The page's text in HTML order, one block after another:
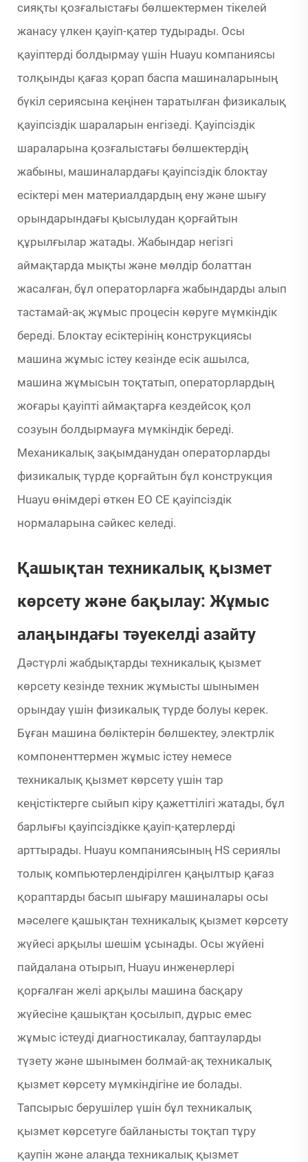
сияқты қозғалыстағы бөлшектермен тікелей
жанасу үлкен қауіп-қатер тудырады. Осы
қауіптерді болдырмау үшін Huayu компаниясы
толқынды қағаз қорап баспа машиналарының
бүкіл сериясына кеңінен таратылған физикалық
қауіпсіздік шараларын енгізеді. Қауіпсіздік
шараларына қозғалыстағы бөлшектердің
жабыны, машиналардағы қауіпсіздік блоктау
есіктері мен материалдардың ену және шығу
орындарындағы қысылудан қорғайтын
құрылғылар жатады. Жабындар негізгі
аймақтарда мықты және мөлдір болаттан
жасалған, бұл операторларға жабындарды алып
тастамай-ақ жұмыс процесін көруге мүмкіндік
береді. Блоктау есіктерінің конструкциясы
машина жұмыс істеу кезінде есік ашылса,
машина жұмысын тоқтатып, операторлардың
жоғары қауіпті аймақтарға кездейсоқ қол
созуын болдырмауға мүмкіндік береді.
Механикалық зақымданудан операторларды
физикалық түрде қорғайтын бұл конструкция
Huayu өнімдері өткен ЕО СЕ қауіпсіздік
нормаларына сәйкес келеді.
Қашықтан техникалық қызмет
көрсету және бақылау: Жұмыс
алаңындағы тәуекелді азайту
Дәстүрлі жабдықтарды техникалық қызмет
көрсету кезінде техник жұмысты шынымен
орындау үшін физикалық түрде болуы керек.
Бұған машина бөліктерін бөлшектеу, электрлік
компоненттермен жұмыс істеу немесе
техникалық қызмет көрсету үшін тар
кеңістіктерге сыйып кіру қажеттілігі жатады, бұл
барлығы қауіпсіздікке қауіп-қатерлерді
арттырады. Huayu компаниясының HS сериялы
толық компьютерлендірілген қаңылтыр қағаз
қораптарды басып шығару машиналары осы
мәселеге қашықтан техникалық қызмет көрсету
жүйесі арқылы шешім ұсынады. Осы жүйені
пайдалана отырып, Huayu инженерлері
қорғалған желі арқылы машина басқару
жүйесіне қашықтан қосылып, дұрыс емес
жұмыс істеуді диагностикалау, баптауларды
түзету және шынымен болмай-ақ техникалық
қызмет көрсету мүмкіндігіне ие болады.
Тапсырыс берушілер үшін бұл техникалық
қызмет көрсетуге байланысты тоқтап тұру
қаупін және алаңда техникалық қызмет